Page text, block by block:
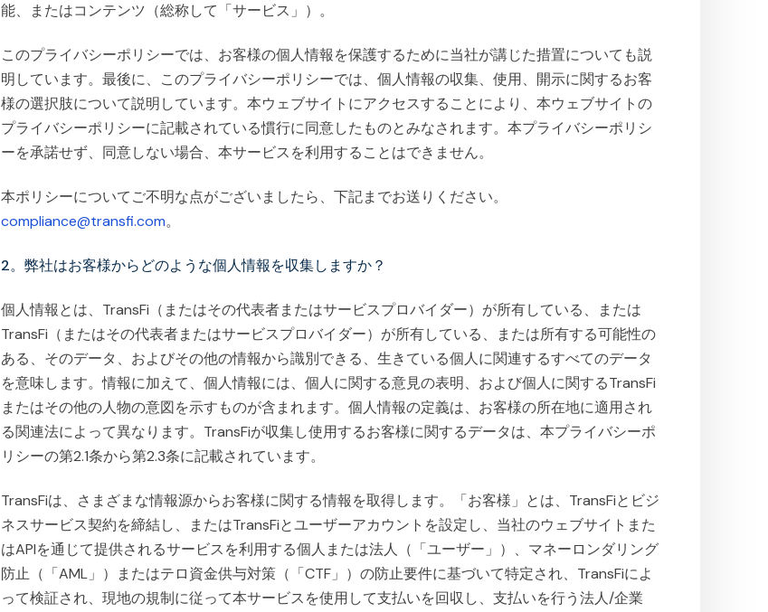
能、またはコンテンツ（総称して「サービス」）。
このプライバシーポリシーでは、お客様の個人情報を保護するために当社が講じた措置についても説
明しています。最後に、このプライバシーポリシーでは、個人情報の収集、使用、開示に関するお客
様の選択肢について説明しています。本ウェブサイトにアクセスすることにより、本ウェブサイトの
プライバシーポリシーに記載されている慣行に同意したものとみなされます。本プライバシーポリシ
ーを承諾せず、同意しない場合、本サービスを利用することはできません。
本ポリシーについてご不明な点がございましたら、下記までお送りください。
compliance@transfi.com。
2。弊社はお客様からどのような個人情報を収集しますか？
個人情報とは、TransFi（またはその代表者またはサービスプロバイダー）が所有している、または
TransFi（またはその代表者またはサービスプロバイダー）が所有している、または所有する可能性の
ある、そのデータ、およびその他の情報から識別できる、生きている個人に関連するすべてのデータ
を意味します。情報に加えて、個人情報には、個人に関する意見の表明、および個人に関するTransFi
またはその他の人物の意図を示すものが含まれます。個人情報の定義は、お客様の所在地に適用され
る関連法によって異なります。TransFiが収集し使用するお客様に関するデータは、本プライバシーポ
リシーの第2.1条から第2.3条に記載されています。
TransFiは、さまざまな情報源からお客様に関する情報を取得します。「お客様」とは、TransFiとビジ
ネスサービス契約を締結し、またはTransFiとユーザーアカウントを設定し、当社のウェブサイトまた
はAPIを通じて提供されるサービスを利用する個人または法人（「ユーザー」）、マネーロンダリング
防止（「AML」）またはテロ資金供与対策（「CTF」）の防止要件に基づいて特定され、TransFiによ
って検証され、現地の規制に従って本サービスを使用して支払いを回収し、支払いを行う法人/企業